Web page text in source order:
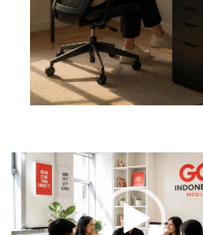
Pemutar
Video